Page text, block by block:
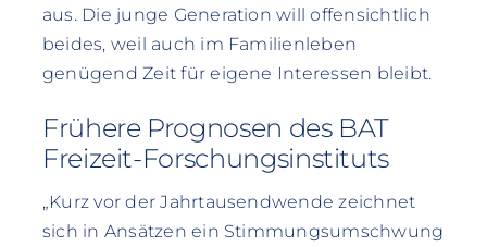
aus. Die junge Generation will offensichtlich
beides, weil auch im Familienleben
genügend Zeit für eigene Interessen bleibt.
Frühere Prognosen des BAT
Freizeit-Forschungsinstituts
„Kurz vor der Jahrtausendwende zeichnet
sich in Ansätzen ein Stimmungsumschwung